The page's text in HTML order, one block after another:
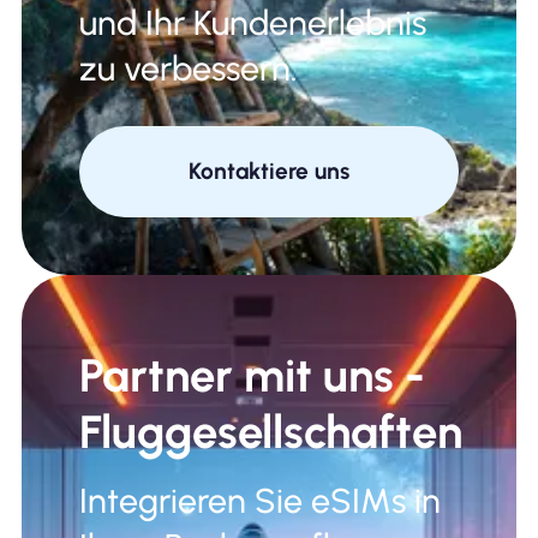
und Ihr Kundenerlebnis
zu verbessern.
Kontaktiere uns
Partner mit uns -
Fluggesellschaften
Integrieren Sie eSIMs in